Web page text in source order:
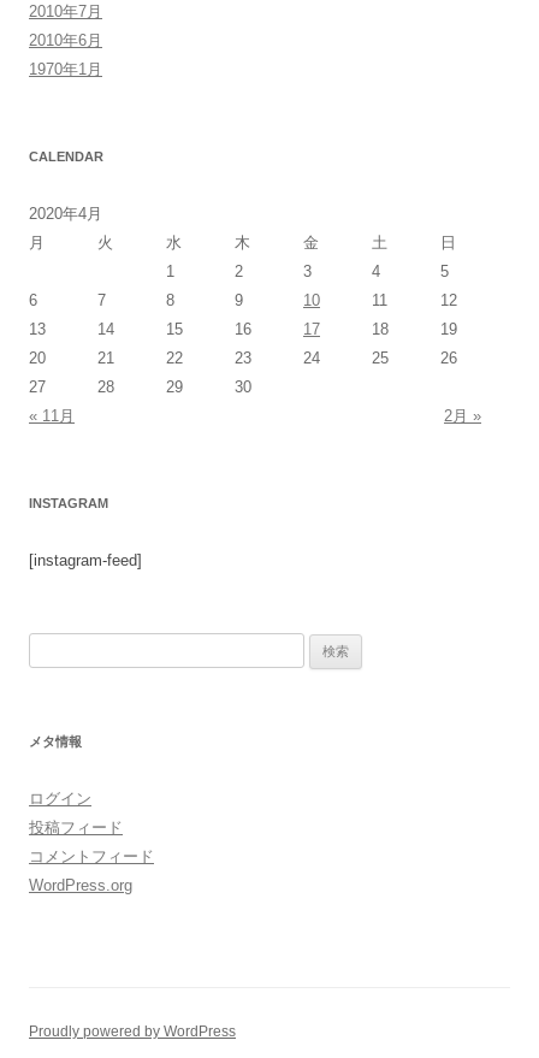
2010年7月
2010年6月
1970年1月
CALENDAR
2020年4月
月
火 水 木 金 土
日
1
2 3 4
5
6
7 8 9 10 11
12
13
14 15 16 17 18
19
20
21 22 23 24 25
26
27
28 29
30
« 11月
2月 »
INSTAGRAM
[instagram-feed]
メタ情報
ログイン
投稿フィード
コメントフィード
WordPress.org
Proudly powered by WordPress